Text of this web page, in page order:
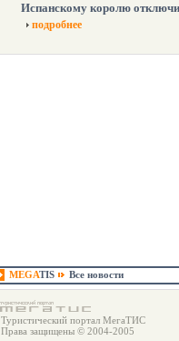
Испанскому королю
подробнее
MEGATIS Все новости
Туристический портал МегаТИС
Права защищены © 2004-2005